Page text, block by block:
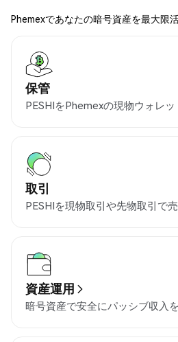
Phemexであなたの暗号資産を最大限
保管
PESHIをPhemexの現物ウォレッ
取引
PESHIを現物取引や先物取引で
資産運用
暗号資産で安全にパッシブ収入を